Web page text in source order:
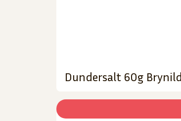
Dundersalt 60g Brynild